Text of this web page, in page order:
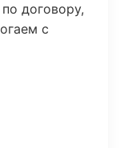
договору,
с